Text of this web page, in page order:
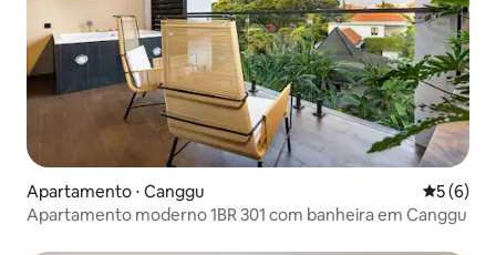
Apartamento ⋅ Canggu 5 de
5 (6)
Apartamento moderno 1BR 301 com banheira em Canggu